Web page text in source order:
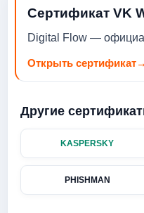
Сертификат VK
Digital Flow —
Открыть сертификат→
Другие
KASPERSKY
PHISHMAN